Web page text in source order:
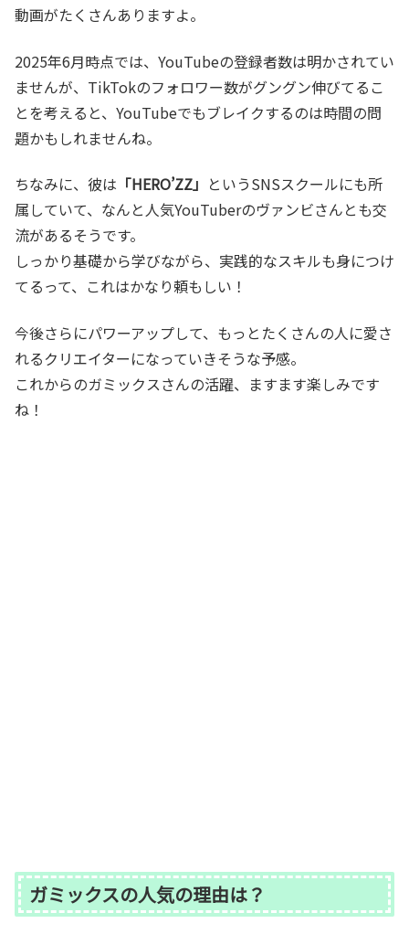
動画がたくさんありますよ。
2025年6月時点では、YouTubeの登録者数は明かされてい
ませんが、TikTokのフォロワー数がグングン伸びてるこ
とを考えると、YouTubeでもブレイクするのは時間の問
題かもしれませんね。
ちなみに、彼は 「HERO’ZZ」 というSNSスクールにも所
属していて、なんと人気YouTuberのヴァンビさんとも交
流があるそうです。
しっかり基礎から学びながら、実践的なスキルも身につけ
てるって、これはかなり頼もしい！
今後さらにパワーアップして、もっとたくさんの人に愛さ
れるクリエイターになっていきそうな予感。
これからのガミックスさんの活躍、ますます楽しみです
ね！
ガミックスの人気の理由は？